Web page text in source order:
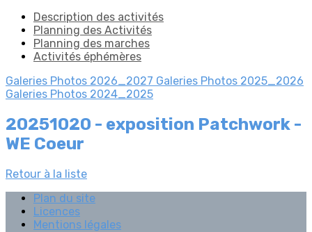
Description des activités
Planning des Activités
Planning des marches
Activités éphémères
Galeries Photos 2026_2027 Galeries Photos 2025_2026
Galeries Photos 2024_2025
20251020 - exposition Patchwork -
WE Coeur
Retour à la liste
Plan du site
Licences
Mentions légales